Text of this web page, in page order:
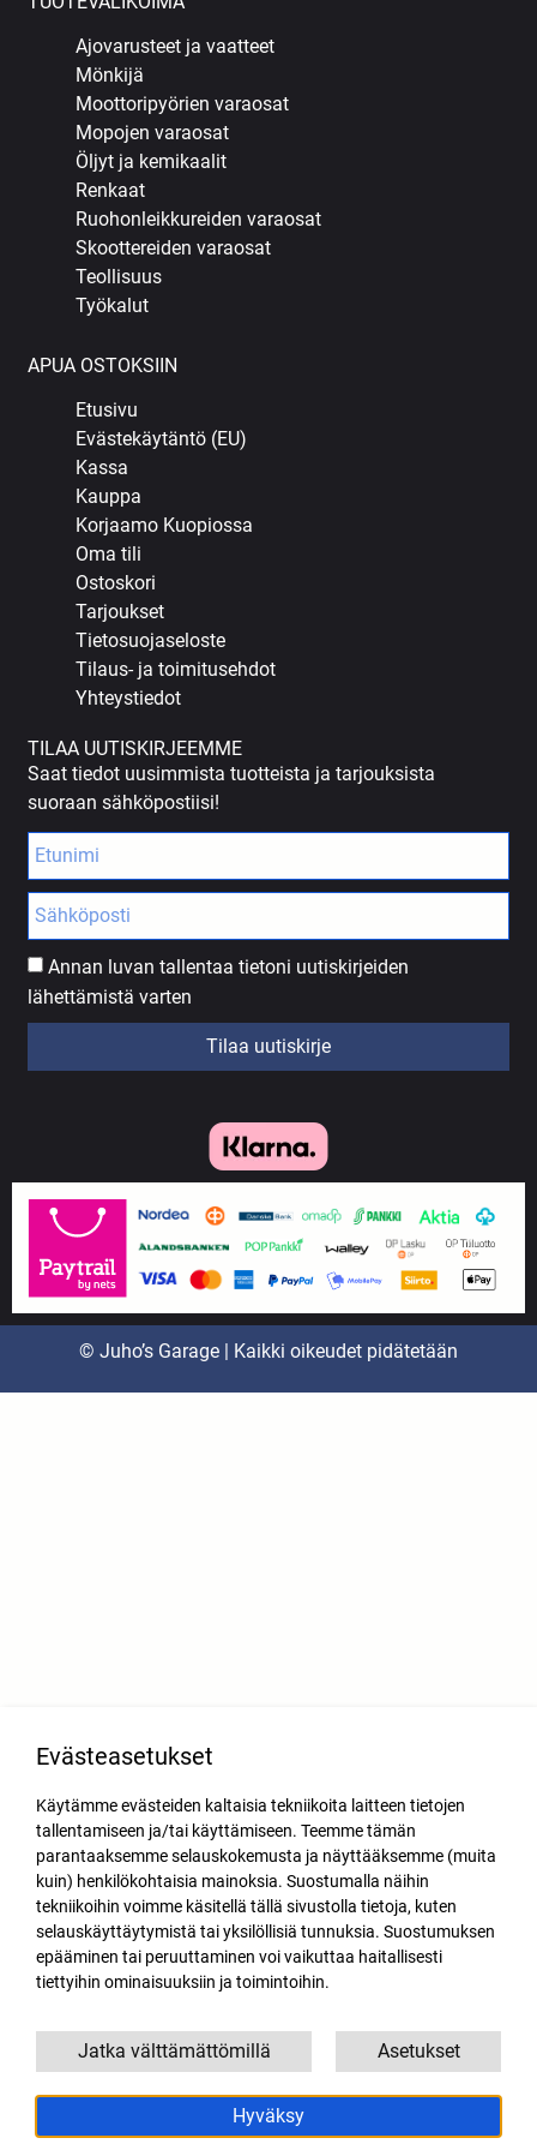
Ajovarusteet ja vaatteet
Mönkijä
Moottoripyörien varaosat
Mopojen varaosat
Öljyt ja kemikaalit
Renkaat
Ruohonleikkureiden varaosat
Skoottereiden varaosat
Teollisuus
Työkalut
APUA OSTOKSIIN
Etusivu
Evästekäytäntö (EU)
Kassa
Kauppa
Korjaamo Kuopiossa
Oma tili
Ostoskori
Tarjoukset
Tietosuojaseloste
Tilaus- ja toimitusehdot
Yhteystiedot
TILAA UUTISKIRJEEMME
Saat tiedot uusimmista tuotteista ja tarjouksista
suoraan sähköpostiisi!
Annan luvan tallentaa tietoni uutiskirjeiden
lähettämistä varten
Tilaa uutiskirje
© Juho’s Garage | Kaikki oikeudet pidätetään
Evästeasetukset
Käytämme evästeiden kaltaisia tekniikoita laitteen tietojen
tallentamiseen ja/tai käyttämiseen. Teemme tämän
parantaaksemme selauskokemusta ja näyttääksemme (muita
kuin) henkilökohtaisia mainoksia. Suostumalla näihin
tekniikoihin voimme käsitellä tällä sivustolla tietoja, kuten
selauskäyttäytymistä tai yksilöllisiä tunnuksia. Suostumuksen
epääminen tai peruuttaminen voi vaikuttaa haitallisesti
tiettyihin ominaisuuksiin ja toimintoihin.
Hyväksy
Asetukset
Jatka välttämättömillä